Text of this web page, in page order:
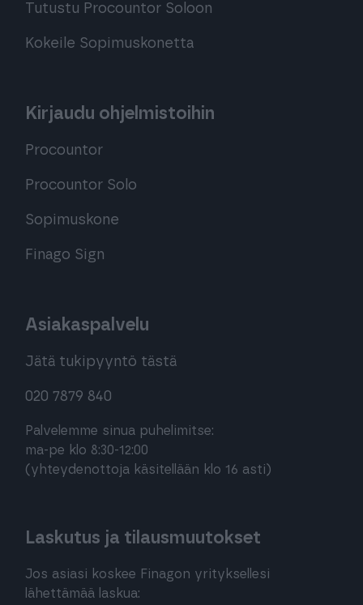
Tutustu Procountor Soloon
Kokeile Sopimuskonetta
Kirjaudu ohjelmistoihin
Procountor
Procountor Solo
Sopimuskone
Finago Sign
Asiakaspalvelu
Jätä tukipyyntö tästä
020 7879 840
Palvelemme sinua puhelimitse:
ma-pe klo 8:30-12:00
(yhteydenottoja käsitellään klo 16 asti)
Laskutus ja tilausmuutokset
Jos asiasi koskee Finagon yrityksellesi
lähettämää laskua: